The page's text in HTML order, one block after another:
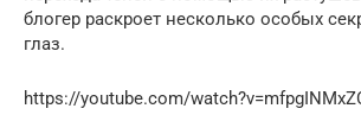
блогер раскроет несколько особых
глаз.
https://youtube.com/